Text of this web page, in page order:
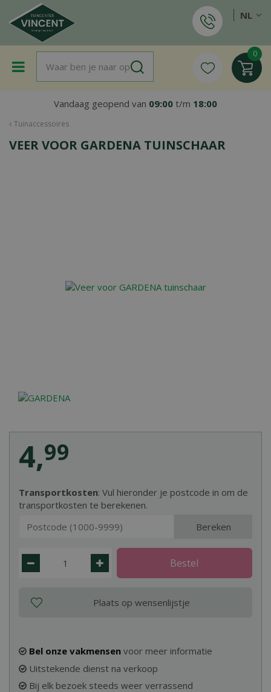
a
Tuinaccessoires
Vandaag geopend van 09:00 t/m 18:00
NL
VEER VOOR GARDENA TUINSCHAAR
Transportkosten: Vul hieronder je postcode in om de
transportkosten te berekenen.
Bereken
4,99
Bel onze vakmensen voor meer informatie
Uitstekende dienst na verkoop
Bij elk bezoek steeds weer verrassend